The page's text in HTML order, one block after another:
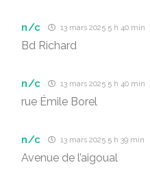
n/c 13 mars 2025 5 h 40 min
Bd Richard
n/c 13 mars 2025 5 h 40 min
rue Émile Borel
n/c 13 mars 2025 5 h 39 min
Avenue de l’aigoual